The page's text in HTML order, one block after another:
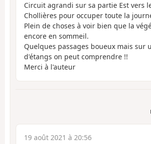
Circuit agrandi sur sa partie Est vers
Chollières pour occuper toute la
Plein de choses à voir bien que la
encore en sommeil.
Quelques passages boueux mais sur
d'étangs on peut comprendre !!
Merci à l'auteur
19 août 2021 à 20:56